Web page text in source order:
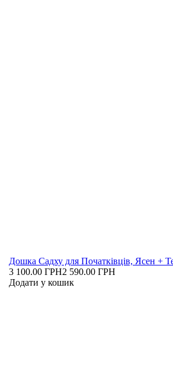
Дошка Садху для Початківців, Ясен +
3 100.00 ГРН2 590.00 ГРН
Додати у кошик